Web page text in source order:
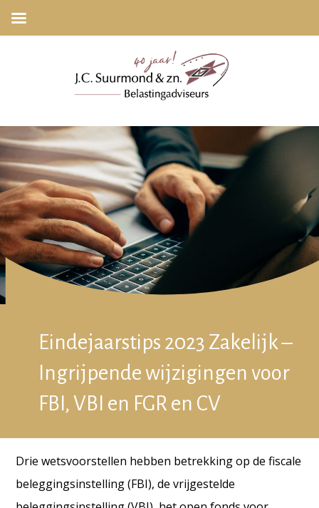
Eindejaarstips 2023 Zakelijk –
Ingrijpende wijzigingen voor
FBI, VBI en FGR en CV
Drie wetsvoorstellen hebben betrekking op de fiscale
beleggingsinstelling (FBI), de vrijgestelde